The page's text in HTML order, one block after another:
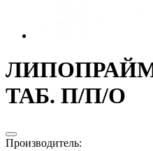
ЛИПОПРАЙМ
ТАБ. П/П/О
Производитель: